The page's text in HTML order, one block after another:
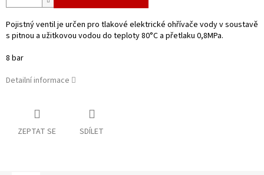
Pojistný ventil je určen pro tlakové elektrické ohřívače vody v soustavě
s pitnou a užitkovou vodou do teploty 80°C a přetlaku 0,8MPa.
8 bar
Detailní informace
ZEPTAT SE SDÍLET